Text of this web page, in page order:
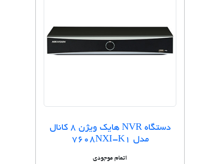
دستگاه NVR هایک ویژن 8 کانال
مدل 7608NXI-K1
اتمام موجودی